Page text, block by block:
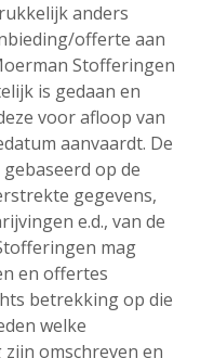
anders
offerte aan
Stofferingen
is gedaan en
voor afloop van
aanvaardt. De
op de
gegevens,
e.d., van de
mag
en offertes
betrekking op die
welke
omschreven en